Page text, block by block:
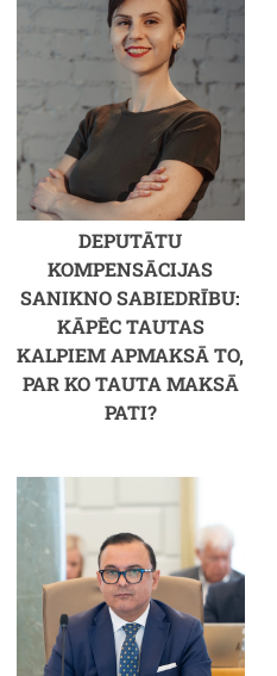
DEPUTĀTU
KOMPENSĀCIJAS
SANIKNO SABIEDRĪBU:
KĀPĒC TAUTAS
KALPIEM APMAKSĀ TO,
PAR KO TAUTA MAKSĀ
PATI?